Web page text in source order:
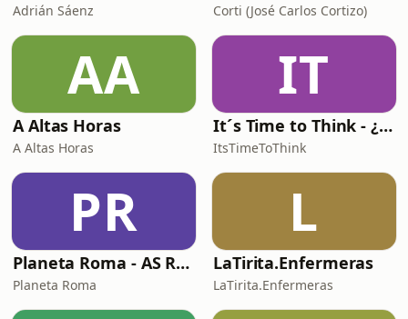
Adrián Sáenz Corti (José Carlos Cortizo)
AA
A Altas Horas
A Altas Horas
IT
It´s Time to Think - ¿Nos paramos a pensar?
ItsTimeToThink
PR
Planeta Roma - AS Roma Podcast en Español
Planeta Roma
L
LaTirita.Enfermeras
LaTirita.Enfermeras